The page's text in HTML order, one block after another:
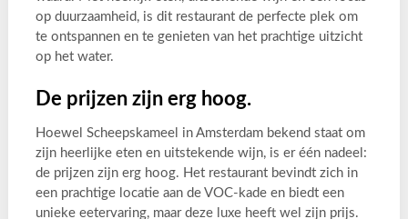
op duurzaamheid, is dit restaurant de perfecte plek om
te ontspannen en te genieten van het prachtige uitzicht
op het water.
De prijzen zijn erg hoog.
Hoewel Scheepskameel in Amsterdam bekend staat om
zijn heerlijke eten en uitstekende wijn, is er één nadeel:
de prijzen zijn erg hoog. Het restaurant bevindt zich in
een prachtige locatie aan de VOC-kade en biedt een
unieke eetervaring, maar deze luxe heeft wel zijn prijs.